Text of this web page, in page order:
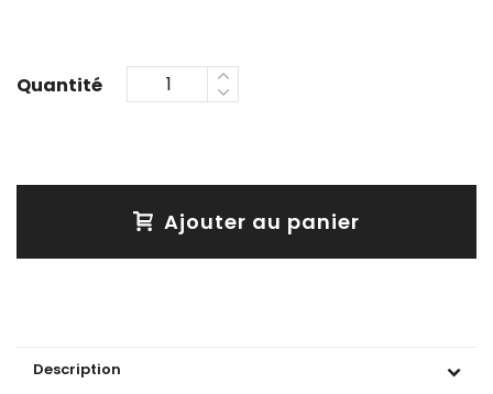
Ajouter au panier
Description